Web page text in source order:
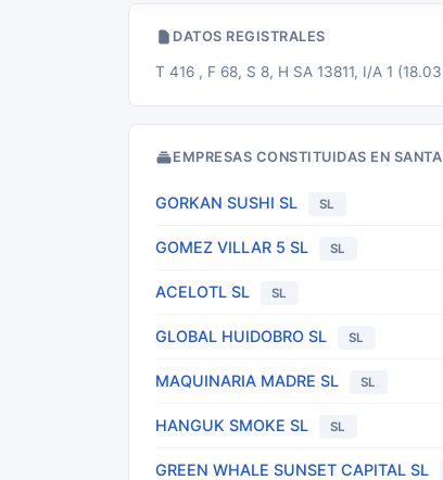
DATOS REGISTRALES
T 416 , F 68, S 8, H SA 13811, I/A 1
EMPRESAS CONSTITUIDAS EN
GORKAN SUSHI SL SL
GOMEZ VILLAR 5 SL SL
ACELOTL SL SL
GLOBAL HUIDOBRO SL SL
MAQUINARIA MADRE SL SL
HANGUK SMOKE SL SL
GREEN WHALE SUNSET CAPITAL SL